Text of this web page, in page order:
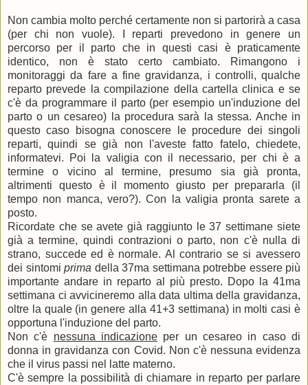
Non cambia molto perché certamente non si partorirà a casa
(per chi non vuole). I reparti prevedono in genere un
percorso per il parto che in questi casi è praticamente
identico, non è stato certo cambiato. Rimangono i
monitoraggi da fare a fine gravidanza, i controlli, qualche
reparto prevede la compilazione della cartella clinica e se
c'è da programmare il parto (per esempio un'induzione del
parto o un cesareo) la procedura sarà la stessa. Anche in
questo caso bisogna conoscere le procedure dei singoli
reparti, quindi se già non l'aveste fatto fatelo, chiedete,
informatevi. Poi la valigia con il necessario, per chi è a
termine o vicino al termine, presumo sia già pronta,
altrimenti questo è il momento giusto per prepararla (il
tempo non manca, vero?). Con la valigia pronta sarete a
posto.
Ricordate che se avete già raggiunto le 37 settimane siete
già a termine, quindi contrazioni o parto, non c'è nulla di
strano, succede ed è normale. Al contrario se si avessero
dei sintomi prima della 37ma settimana potrebbe essere più
importante andare in reparto al più presto. Dopo la 41ma
settimana ci avvicineremo alla data ultima della gravidanza,
oltre la quale (in genere alla 41+3 settimana) in molti casi è
opportuna l'induzione del parto.
Non c'è nessuna indicazione per un cesareo in caso di
donna in gravidanza con Covid. Non c'è nessuna evidenza
che il virus passi nel latte materno.
C'è sempre la possibilità di chiamare in reparto per parlare